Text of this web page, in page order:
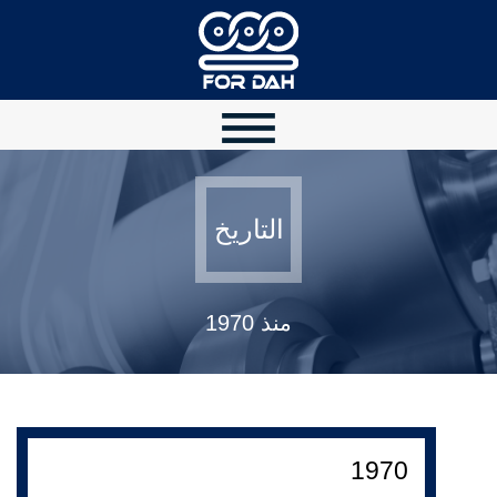
التاريخ
منذ 1970
1970